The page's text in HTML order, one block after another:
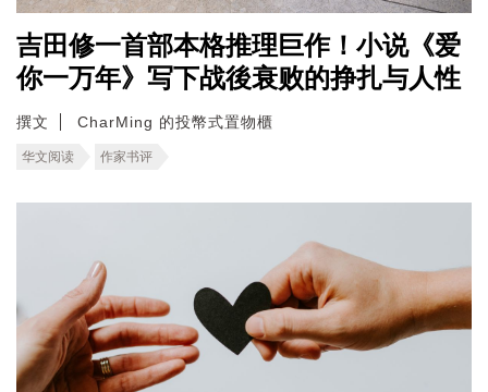
吉田修一首部本格推理巨作！小说《爱
你一万年》写下战後衰败的挣扎与人性
撰文 CharMing 的投幣式置物櫃
华文阅读 作家书评